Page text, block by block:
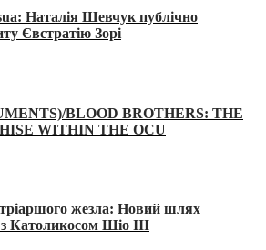
Наталія Шевчук публічно
Євстратію Зорі
BLOOD BROTHERS: THE
WITHIN THE OCU
жезла: Новий шлях
з Католикосом Шіо III